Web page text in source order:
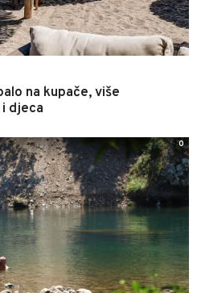
na kupače, više
djeca
0